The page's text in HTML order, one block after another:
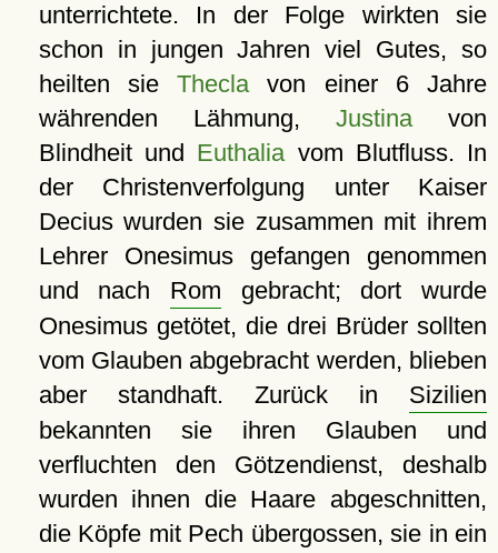
unterrichtete. In der Folge wirkten sie
schon in jungen Jahren viel Gutes, so
heilten sieTheclavon einer 6 Jahre
währenden Lähmung, Justinavon
Blindheit und Euthaliavom Blutfluss. In
der Christenverfolgung unter Kaiser
Decius wurden sie zusammen mit ihrem
Lehrer Onesimus gefangen genommen
und nach Rom gebracht; dort wurde
Onesimus getötet, die drei Brüder sollten
vom Glauben abgebracht werden, blieben
aber standhaft. Zurück in Sizilien
bekannten sie ihren Glauben und
verfluchten den Götzendienst, deshalb
wurden ihnen die Haare abgeschnitten,
die Köpfe mit Pech übergossen, sie in ein